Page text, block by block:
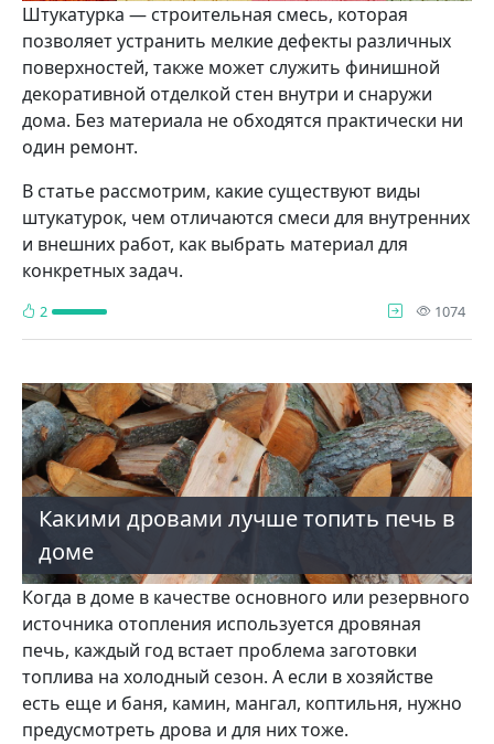
Штукатурка — строительная смесь, которая
позволяет устранить мелкие дефекты различных
поверхностей, также может служить финишной
декоративной отделкой стен внутри и снаружи
дома. Без материала не обходятся практически ни
один ремонт.
В статье рассмотрим, какие существуют виды
штукатурок, чем отличаются смеси для внутренних
и внешних работ, как выбрать материал для
конкретных задач.
2 1074
Какими дровами лучше топить печь в
доме
Когда в доме в качестве основного или резервного
источника отопления используется дровяная
печь, каждый год встает проблема заготовки
топлива на холодный сезон. А если в хозяйстве
есть еще и баня, камин, мангал, коптильня, нужно
предусмотреть дрова и для них тоже.